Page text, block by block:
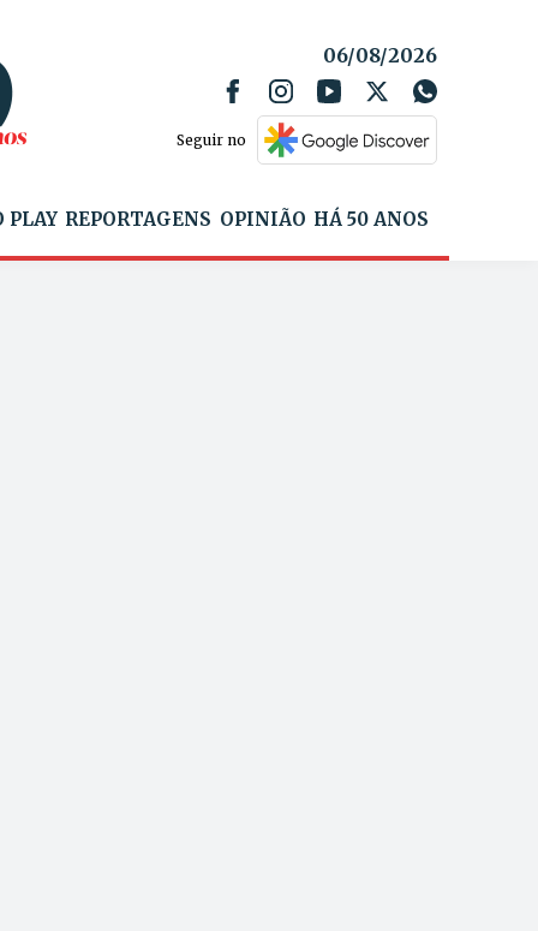
06/08/2026
Seguir no
PLAY REPORTAGENS OPINIÃO HÁ 50 ANOS